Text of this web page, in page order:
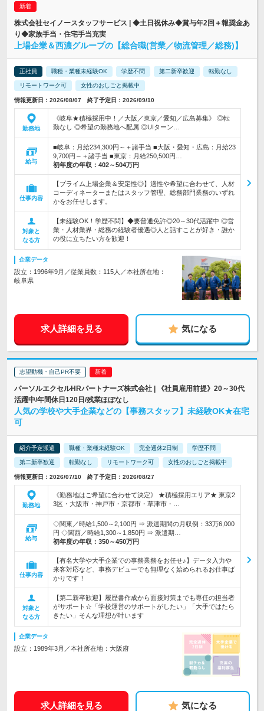
株式会社セイノースタッフサービス | ◆土日祝休み◆賞与年2回＋報奨金あ
り◆家族手当・住宅手当充実
上場企業＆西濃グループの【総合職(営業／物流管理／総務)】
正社員 職種・業種未経験OK 学歴不問 第二新卒歓迎 転勤なし
リモートワーク可 女性のおしごと掲載中
情報更新日：2026/08/07 終了予定日：2026/09/10
勤務地
《岐阜★積極採用中！／大阪／東京／愛知／広島募集》 ◎転
勤なし ◎希望の勤務地へ配属 ◎UIターン…
給与
■岐阜：月給234,300円～＋諸手当 ■大阪・愛知・広島：月給23
9,700円～＋諸手当 ■東京：月給250,500円…
初年度の年収： 402～504万円
仕事内容
【プライム上場企業＆安定性◎】適性や希望に合わせて、人材
コーディネーターまたはスタッフ管理、総務部門業務のいずれ
かをお任せします。
対象と
なる方
【未経験OK！学歴不問】◆要普通免許◎20～30代活躍中 ◎営
業・人材業界・総務の経験者優遇◎人と話すことが好き・誰か
の役に立ちたい方を歓迎！
企業データ
設立：1996年9月／従業員数：115人／本社所在地：
岐阜県
求人詳細を見る 気になる
志望動機・自己PR不要
パーソルエクセルHRパートナーズ株式会社 | 《社員雇用前提》20～30代
活躍中/年間休日120日/残業ほぼなし
人気の学校や大手企業などの【事務スタッフ】未経験OK★在宅
可
紹介予定派遣 職種・業種未経験OK 完全週休2日制 学歴不問
第二新卒歓迎 転勤なし リモートワーク可 女性のおしごと掲載中
情報更新日：2026/07/10 終了予定日：2026/08/27
勤務地
《勤務地はご希望に合わせて決定》 ★積極採用エリア★ 東京2
3区・大阪市・神戸市・京都市・草津市・…
給与
◇関東／時給1,500～2,100円 ⇒ 派遣期間の月収例：33万6,000
円 ◇関西／時給1,300～1,850円 ⇒ 派遣期…
初年度の年収： 350～450万円
仕事内容
【有名大学や大手企業での事務業務をお任せ♪】データ入力や
来客対応など、事務デビューでも無理なく始められるお仕事ば
かりです！
対象と
なる方
【第二新卒歓迎】履歴書作成から面接対策までも専任の担当者
がサポート☆「学校運営のサポートがしたい」「大手ではたら
きたい」そんな理想が叶います
企業データ
設立：1989年3月／本社所在地：大阪府
求人詳細を見る 気になる